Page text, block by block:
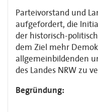
Parteivorstand und
aufgefordert, die
der historisch-
dem Ziel mehr
allgemeinbildenden
des Landes NRW zu
Begründung: